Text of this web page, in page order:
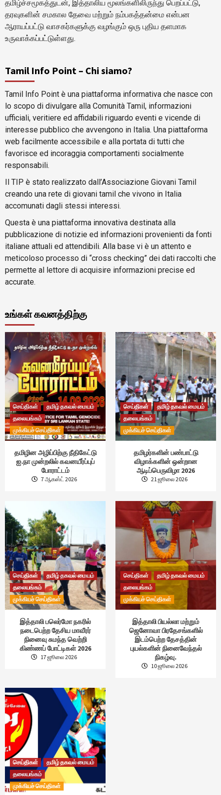
தமிழ்ச்சமூகத்துடன், இத்தாலிய மூலங்களிலிருந்து பெறப்பட்டு,
தரவுகளின் சமகால தேவை மற்றும் நம்பகத்தன்மை என்பன
ஆராயப்பட்டு வாசகர்களுக்கு வழங்கும் ஒரு புதிய தளமாக
உருவாக்கப்பட்டுள்ளது.
Tamil Info Point – Chi siamo?
Tamil Info Point è una piattaforma informativa che nasce con
lo scopo di divulgare alla Comunità Tamil, informazioni
ufficiali, veritiere ed affidabili riguardo eventi e vicende di
interesse pubblico che avvengono in Italia. Una piattaforma
web facilmente accessibile e alla portata di tutti che
favorisce ed incoraggia comportamenti socialmente
responsabili.
Il TIP è stato realizzato dall’Associazione Giovani Tamil
creando una rete di giovani tamil che vivono in Italia
accomunati dagli stessi interessi.
Questa è una piattaforma innovativa destinata alla
pubblicazione di notizie ed informazioni provenienti da fonti
italiane attuali ed attendibili. Alla base vi è un attento e
meticoloso processo di “cross checking” dei dati raccolti che
permette al lettore di acquisire informazioni precise ed
accurate.
உங்கள் கவனத்திற்கு
செய்திகள்
தமிழ் தகவல் மையம்
தலையங்கம்
முக்கியச் செய்திகள்
தமிழின அழிப்பிற்கு நீதிகேட்டு
ஐ.நா முன்றலில் கவனயீர்ப்புப்
போராட்டம்
7 ஆகஸ்ட் 2026
செய்திகள்
தமிழ் தகவல் மையம்
தலையங்கம்
முக்கியச் செய்திகள்
தமிழர்களின் பண்பாட்டு
விழாக்களின் ஒன்றான
ஆடிப்பெருவிழா 2026
21 ஜூலை 2026
செய்திகள்
தமிழ் தகவல் மையம்
தலையங்கம்
முக்கியச் செய்திகள்
இத்தாலி பலெர்மோ நகரில்
நடைபெற்ற தேசிய மாவீரர்
நினைவு சுமந்த வெற்றி
கிண்ணப் போட்டிகள் 2026
17 ஜூலை 2026
செய்திகள்
தமிழ் தகவல் மையம்
தலையங்கம்
முக்கியச் செய்திகள்
இத்தாலி பியல்லா மற்றும்
ஜெனோவா பிரதேசங்களில்
இடம்பெற்ற தேசத்தின்
புயல்களின் நினைவேந்தல்
நிகழ்வு.
10 ஜூலை 2026
செய்திகள்
தமிழ் தகவல் மையம்
தலையங்கம்
முக்கியச் செய்திகள்